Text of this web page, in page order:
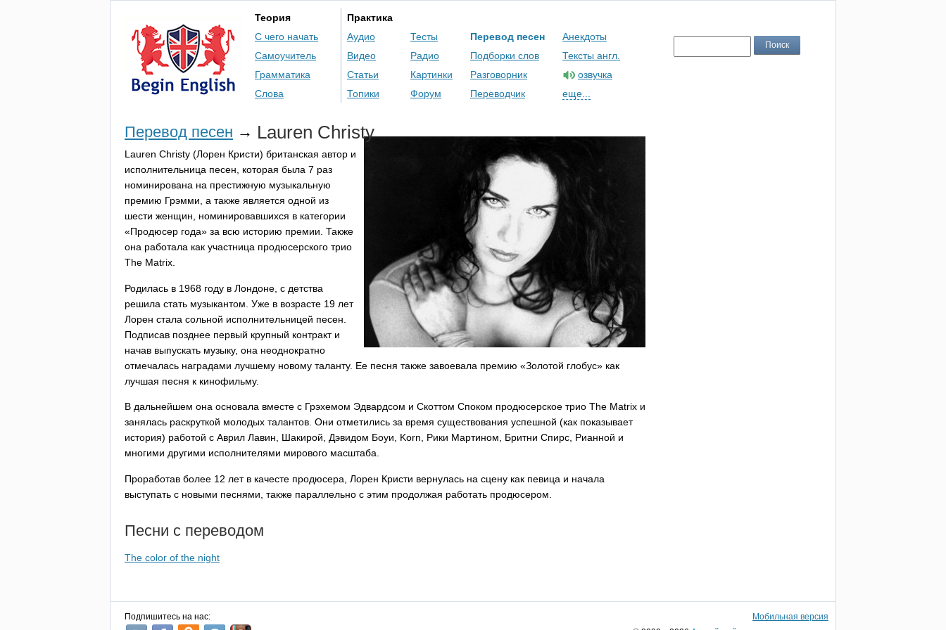
Теория
С чего начать
Самоучитель
Грамматика
Слова
Практика
Аудио
Видео
Статьи
Топики
Тесты
Радио
Картинки
Форум
Перевод песен
Подборки слов
Разговорник
Переводчик
Анекдоты
Тексты англ.
озвучка
еще...
Перевод песен → Lauren Christy
Lauren Christy (Лорен Кристи) британская автор и
исполнительница песен, которая была 7 раз
номинирована на престижную музыкальную
премию Грэмми, а также является одной из
шести женщин, номинировавшихся в категории
«Продюсер года» за всю историю премии. Также
она работала как участница продюсерского трио
The Matrix.
Родилась в 1968 году в Лондоне, с детства
решила стать музыкантом. Уже в возрасте 19 лет
Лорен стала сольной исполнительницей песен.
Подписав позднее первый крупный контракт и
начав выпускать музыку, она неоднократно
отмечалась наградами лучшему новому таланту. Ее песня также завоевала премию «Золотой глобус» как
лучшая песня к кинофильму.
В дальнейшем она основала вместе с Грэхемом Эдвардсом и Скоттом Споком продюсерское трио The Matrix и
занялась раскруткой молодых талантов. Они отметились за время существования успешной (как показывает
история) работой с Аврил Лавин, Шакирой, Дэвидом Боуи, Korn , Рики Мартином, Бритни Спирс, Рианной и
многими другими исполнителями мирового масштаба.
Проработав более 12 лет в качесте продюсера, Лорен Кристи вернулась на сцену как певица и начала
выступать с новыми песнями, также параллельно с этим продолжая работать продюсером.
Песни с переводом
The color of the night
Подпишитесь на нас:
Мобильная версия